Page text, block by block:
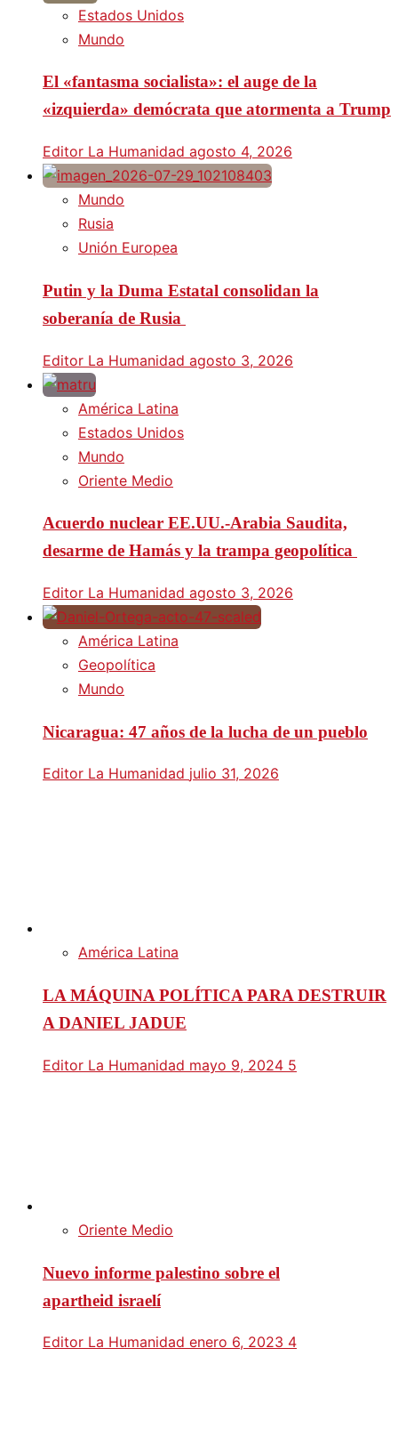
Estados Unidos
Mundo
El «fantasma socialista»: el auge de la
«izquierda» demócrata que atormenta a Trump
Editor La Humanidad agosto 4, 2026
Mundo
Rusia
Unión Europea
Putin y la Duma Estatal consolidan la
soberanía de Rusia
Editor La Humanidad agosto 3, 2026
América Latina
Estados Unidos
Mundo
Oriente Medio
Acuerdo nuclear EE.UU.-Arabia Saudita,
desarme de Hamás y la trampa geopolítica
Editor La Humanidad agosto 3, 2026
América Latina
Geopolítica
Mundo
Nicaragua: 47 años de la lucha de un pueblo
Editor La Humanidad julio 31, 2026
América Latina
LA MÁQUINA POLÍTICA PARA DESTRUIR
A DANIEL JADUE
Editor La Humanidad mayo 9, 2024 5
Oriente Medio
Nuevo informe palestino sobre el
apartheid israelí
Editor La Humanidad enero 6, 2023 4